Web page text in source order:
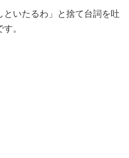
といたるわ」と捨て台詞を吐
。